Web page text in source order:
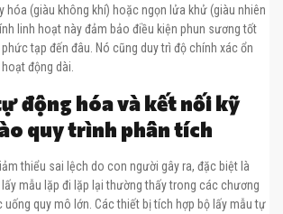
hóa (giàu không khí) hoặc ngọn lửa khử (giàu nhiên
linh hoạt này đảm bảo điều kiện phun sương tốt
tạp đến đâu. Nó cũng duy trì độ chính xác ổn
động dài.
động hóa và kết nối kỹ
quy trình phân tích
thiểu sai lệch do con người gây ra, đặc biệt là
mẫu lặp đi lặp lại thường thấy trong các chương
quy mô lớn. Các thiết bị tích hợp bộ lấy mẫu tự